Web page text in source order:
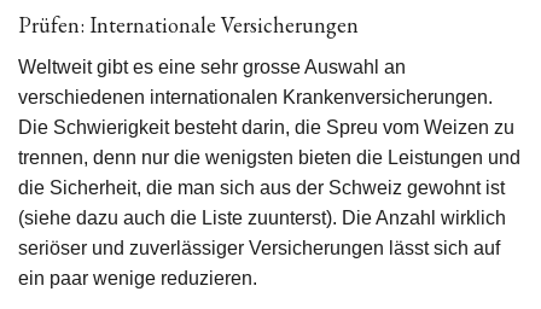
Prüfen: Internationale Versicherungen
Weltweit gibt es eine sehr grosse Auswahl an
verschiedenen internationalen Krankenversicherungen.
Die Schwierigkeit besteht darin, die Spreu vom Weizen zu
trennen, denn nur die wenigsten bieten die Leistungen und
die Sicherheit, die man sich aus der Schweiz gewohnt ist
(siehe dazu auch die Liste zuunterst). Die Anzahl wirklich
seriöser und zuverlässiger Versicherungen lässt sich auf
ein paar wenige reduzieren.